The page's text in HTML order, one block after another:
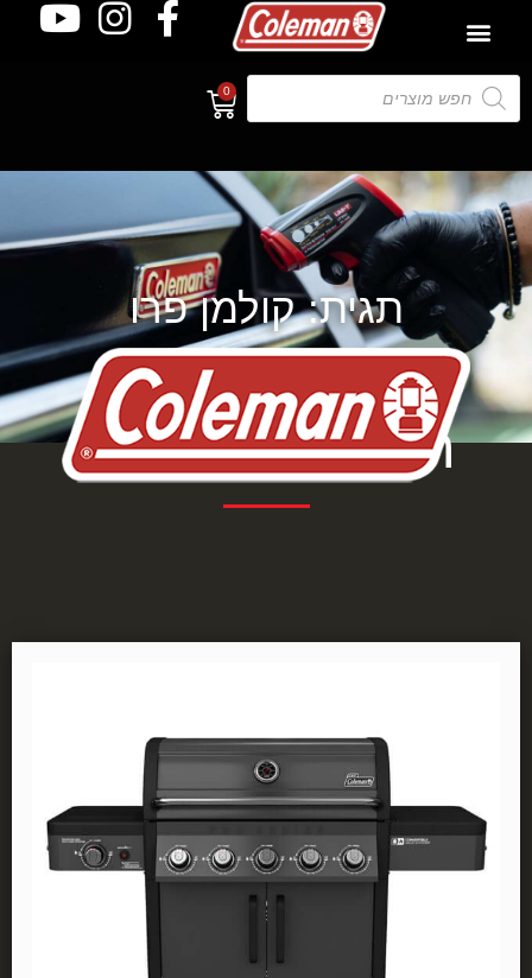
0
תגית: קולמן פרו
תגית: קולמן פרו